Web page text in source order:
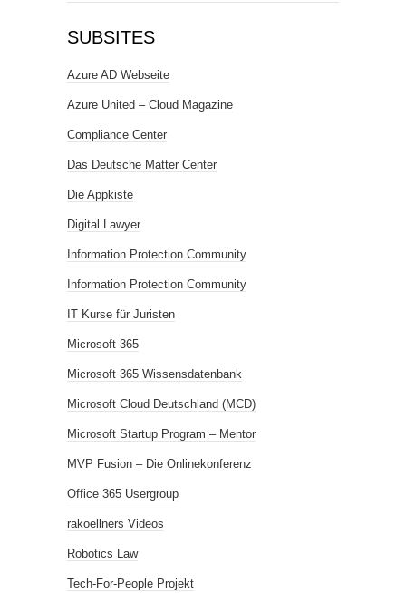
SUBSITES
Azure AD Webseite
Azure United – Cloud Magazine
Compliance Center
Das Deutsche Matter Center
Die Appkiste
Digital Lawyer
Information Protection Community
Information Protection Community
IT Kurse für Juristen
Microsoft 365
Microsoft 365 Wissensdatenbank
Microsoft Cloud Deutschland (MCD)
Microsoft Startup Program – Mentor
MVP Fusion – Die Onlinekonferenz
Office 365 Usergroup
rakoellners Videos
Robotics Law
Tech-For-People Projekt